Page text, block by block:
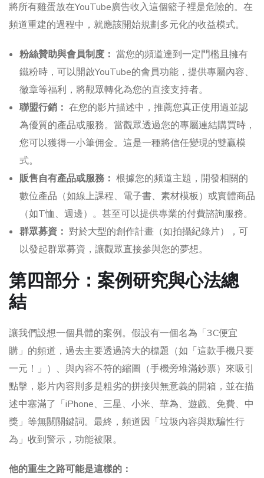
將所有雞蛋放在YouTube廣告收入這個籃子裡是危險的。在
頻道重建的過程中，就應該開始規劃多元化的收益模式。
粉絲贊助與會員制度： 當您的頻道達到一定門檻且擁有
鐵粉時，可以開啟YouTube的會員功能，提供專屬內容、
徽章等福利，將觀眾轉化為您的直接支持者。
聯盟行銷： 在您的影片描述中，推薦您真正使用過並認
為優質的產品或服務。當觀眾透過您的專屬連結購買時，
您可以獲得一小筆佣金。這是一種將信任變現的雙贏模
式。
販售自有產品或服務： 根據您的頻道主題，開發相關的
數位產品（如線上課程、電子書、素材模板）或實體商品
（如T恤、週邊）。甚至可以提供專業的付費諮詢服務。
群眾募資： 對於大型的創作計畫（如拍攝紀錄片），可
以發起群眾募資，讓觀眾直接參與您的夢想。
第四部分：案例研究與心法總
結
讓我們設想一個具體的案例。假設有一個名為「3C便宜
購」的頻道，過去主要透過誇大的標題（如「這款手機只要
一元！」）、與內容不符的縮圖（手機旁堆滿鈔票）來吸引
點擊，影片內容則多是粗劣的拼接與無意義的開箱，並在描
述中塞滿了「iPhone、三星、小米、華為、遊戲、免費、中
獎」等無關關鍵詞。最終，頻道因「垃圾內容與欺騙性行
為」收到警示，功能被限。
他的重生之路可能是這樣的：